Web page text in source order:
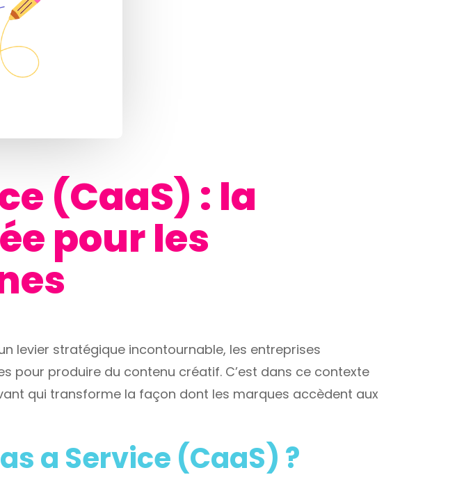
(CaaS) : la
pour les
levier stratégique incontournable, les entreprises
pour produire du contenu créatif. C’est dans ce contexte
qui transforme la façon dont les marques accèdent aux
a Service (CaaS) ?